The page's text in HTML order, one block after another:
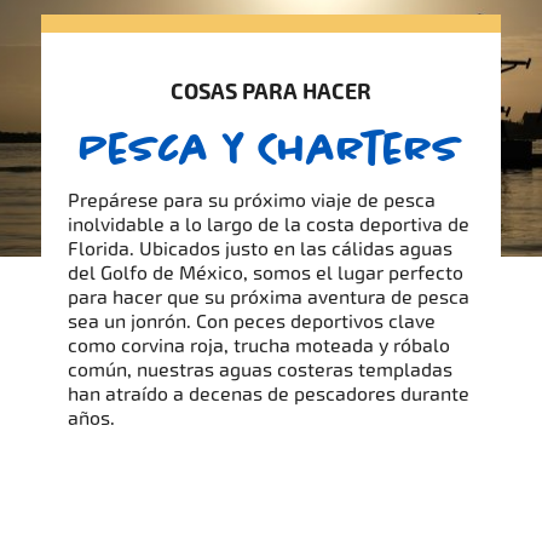
COSAS PARA HACER
Pesca y Charters
Prepárese para su próximo viaje de pesca
inolvidable a lo largo de la costa deportiva de
Florida. Ubicados justo en las cálidas aguas
del Golfo de México, somos el lugar perfecto
para hacer que su próxima aventura de pesca
sea un jonrón. Con peces deportivos clave
como corvina roja, trucha moteada y róbalo
común, nuestras aguas costeras templadas
han atraído a decenas de pescadores durante
años.